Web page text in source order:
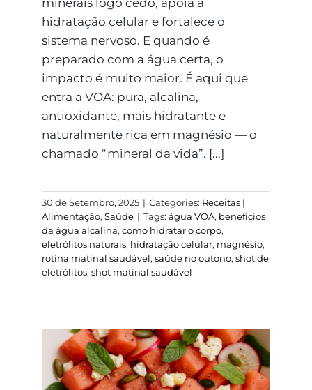
hidratação celular e fortalece o
sistema nervoso. E quando é
preparado com a água certa, o
impacto é muito maior. É aqui que
entra a VOA: pura, alcalina,
antioxidante, mais hidratante e
naturalmente rica em magnésio — o
chamado “mineral da vida”. [...]
30 de Setembro, 2025 | Categories: Receitas |
Alimentação, Saúde | Tags: água VOA, benefícios
da água alcalina, como hidratar o corpo,
eletrólitos naturais, hidratação celular, magnésio,
rotina matinal saudável, saúde no outono, shot de
eletrólitos, shot matinal saudável